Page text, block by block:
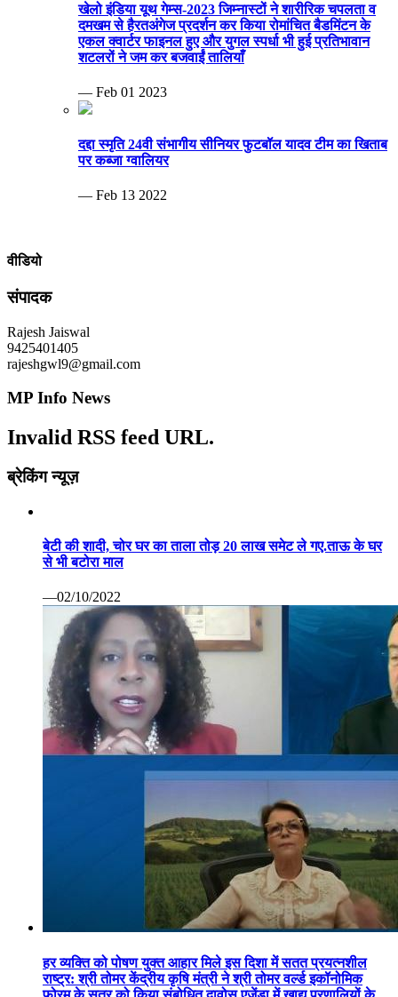
खेलो इंडिया यूथ गेम्स-2023 जिम्नास्टों ने शारीरिक चपलता व
दमखम से हैरतअंगेज प्रदर्शन कर किया रोमांचित बैडमिंटन के
एकल क्वार्टर फाइनल हुए और युगल स्पर्धा भी हुई प्रतिभावान
शटलरों ने जम कर बजवाईं तालियाँ
— Feb 01 2023
दद्दा स्मृति 24वी संभागीय सीनियर फुटबॉल यादव टीम का खिताब
पर कब्जा ग्वालियर
— Feb 13 2022
वीडियो
संपादक
Rajesh Jaiswal
9425401405
rajeshgwl9@gmail.com
MP Info News
Invalid RSS feed URL.
ब्रेकिंग न्यूज़
बेटी की शादी, चोर घर का ताला तोड़ 20 लाख समेट ले गए.ताऊ के घर
से भी बटोरा माल
—02/10/2022
हर व्यक्ति को पोषण युक्त आहार मिले इस दिशा में सतत प्रयत्नशील
राष्ट्र: श्री तोमर केंद्रीय कृषि मंत्री ने श्री तोमर वर्ल्ड इकॉनोमिक